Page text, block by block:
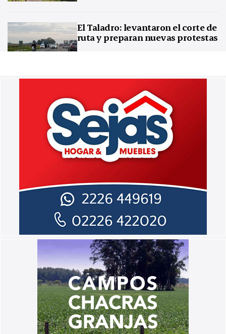
El Taladro: levantaron el corte de
ruta y preparan nuevas protestas